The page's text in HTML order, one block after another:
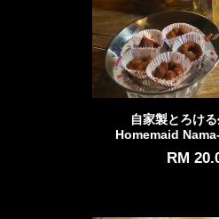
自家製とろけ
Homemaid
RM